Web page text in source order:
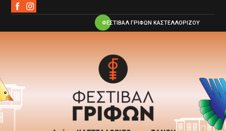
ΦΕΣΤΙΒΑΛ ΓΡΙΦΩΝ ΚΑΣΤΕΛΛΟΡΙΖΟΥ